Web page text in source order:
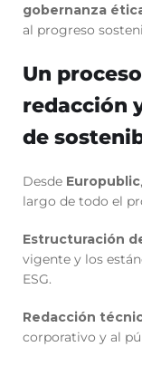
gobernanza
al progreso
Un
redacción
de
Desde Europublic
largo de todo el
Estructuración
vigente y los
ESG.
Redacción
corporativo y al